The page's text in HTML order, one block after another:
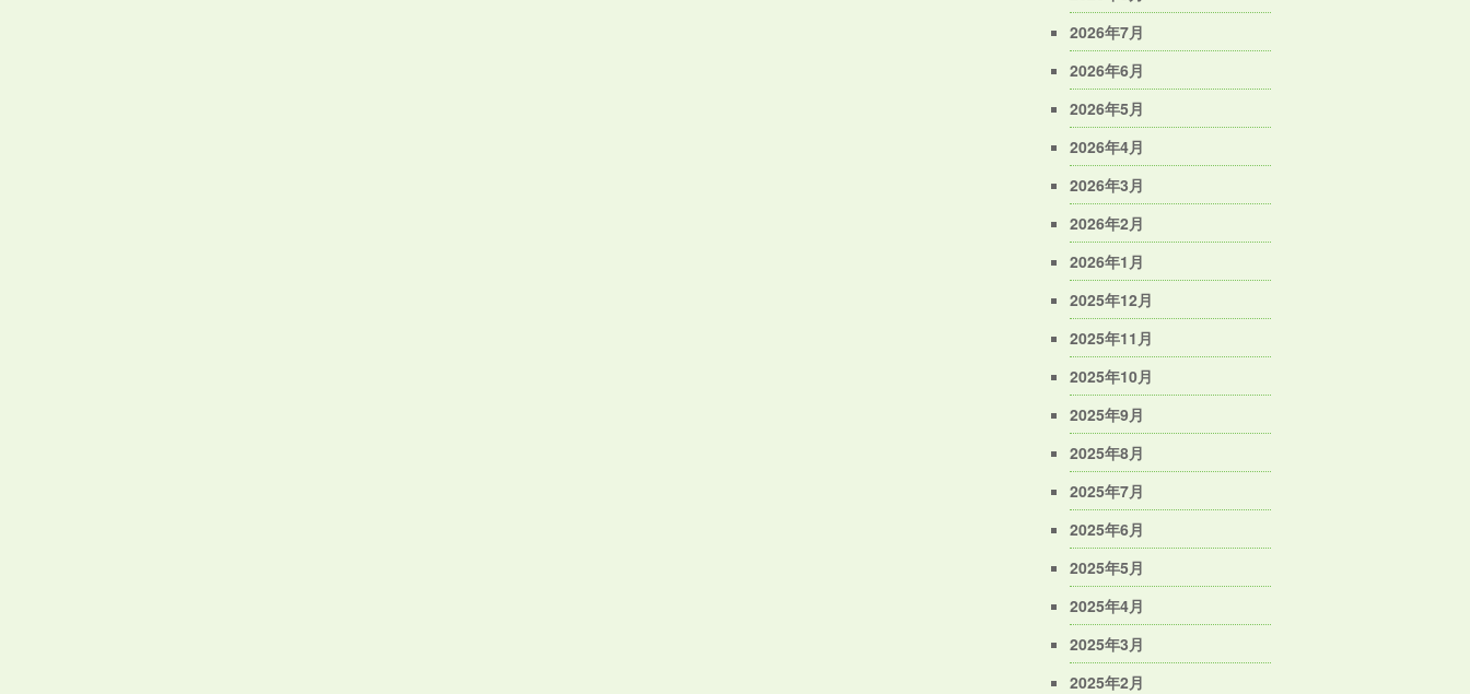
2026年7月
2026年6月
2026年5月
2026年4月
2026年3月
2026年2月
2026年1月
2025年12月
2025年11月
2025年10月
2025年9月
2025年8月
2025年7月
2025年6月
2025年5月
2025年4月
2025年3月
2025年2月